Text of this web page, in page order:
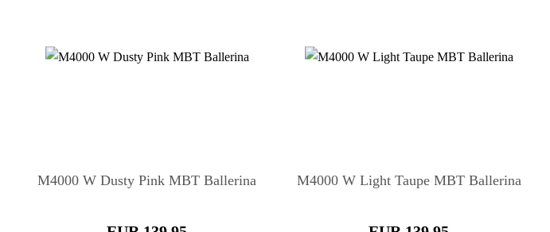
M4000 W Dusty Pink MBT Ballerina M4000 W Light Taupe MBT Ballerina